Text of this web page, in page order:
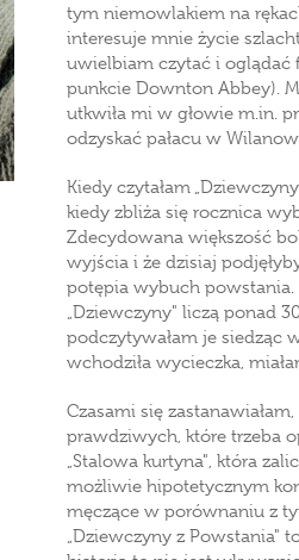
tym niemowlakiem na
interesuje mnie życie
uwielbiam czytać i oglądać
punkcie Downton Abbey).
utkwiła mi w głowie m.in.
odzyskać pałacu w
Kiedy czytałam
kiedy zbliża się rocznica
Zdecydowana większość
wyjścia i że dzisiaj
potępia wybuch
„Dziewczyny" liczą ponad
podczytywałam je siedząc
wchodziła wycieczka,
Czasami się
prawdziwych, które trzeba
„Stalowa kurtyna", która
możliwie hipotetycznym
męczące w porównaniu z
„Dziewczyny z Powstania"